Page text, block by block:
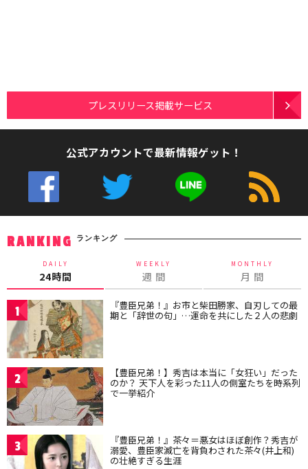
プレスリリース掲載サービス
公式アカウントで最新情報ゲット！
RANKING ランキング
DAILY
24時間
WEEKLY
週 間
MONTHLY
月 間
1 『豊臣兄弟！』お市と柴田勝家、自刃しての最
期と「辞世の句」…運命を共にした２人の悲劇
2 【豊臣兄弟！】秀吉は本当に「女狂い」だった
のか？ 天下人を彩った11人の側室たちを時系列
で一挙紹介
3 『豊臣兄弟！』茶々＝悪女はほぼ創作？秀吉が
溺愛、豊臣家滅亡を背負わされた茶々(井上和)
の壮絶すぎる生涯